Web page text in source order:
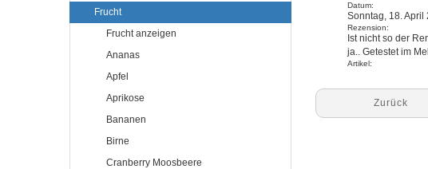
Datum:
Sonntag, 18. April
Rezension:
Ist nicht so der
ja.. Getestet im
Artikel:
Zurück
Frucht
Frucht anzeigen
Ananas
Apfel
Aprikose
Bananen
Birne
Cranberry Moosbeere